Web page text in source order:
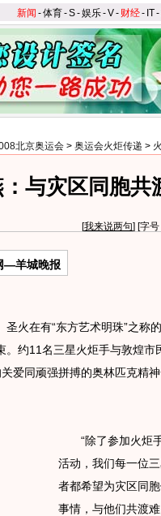
新闻 -体育-S-娱乐-V- 财经- IT-
北京奥运会 > 奥运会火炬传递 >
与灾区同胞共
[我来说两句] [字号
—羊城晚报
火在有“东方艺术明珠”之称
约11名三星火炬手与敦煌市
爱同顽强拼搏的奥林匹克精
“除了参加火炬
活动，我们每一位
者都希望为灾区同
事情，与他们共渡难